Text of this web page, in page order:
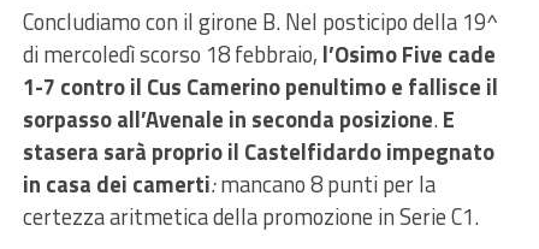
Concludiamo con il girone B. Nel posticipo della 19^
di mercoledì scorso 18 febbraio, l’Osimo Five cade
1-7 contro il Cus Camerino penultimo e fallisce il
sorpasso all’Avenale in seconda posizione.E
stasera sarà proprio il Castelfidardo impegnato
in casa dei camerti:mancano 8 punti per la
certezza aritmetica della promozione in Serie C1.